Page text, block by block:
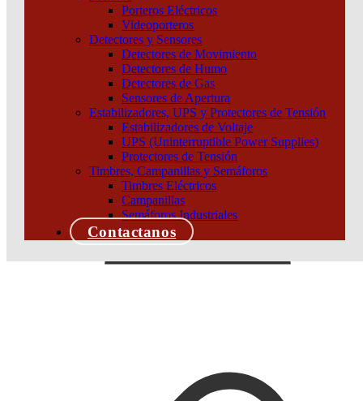
Porteros Eléctricos
Videoporteros
Detectores y Sensores
Detectores de Movimiento
Detectores de Humo
Detectores de Gas
Sensores de Apertura
Estabilizadores, UPS y Protectores de Tensión
Estabilizadores de Voltaje
UPS (Uninterruptible Power Supplies)
Protectores de Tensión
Timbres, Campanillas y Semáforos
Timbres Eléctricos
Campanillas
Semáforos Industriales
Contactanos